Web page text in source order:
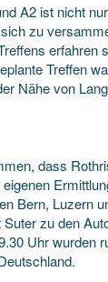
A2 ist nicht
zu
erfahren
Treffen
Nähe von
dass
Bern, Luzern
zu den
Uhr wurden